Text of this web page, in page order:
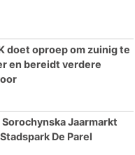
doet oproep om zuinig te
en bereidt verdere
Jaarmarkt
De Parel